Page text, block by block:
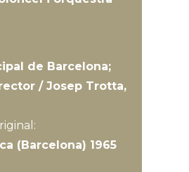
de Barcelona;
/ Josep Trotta,
(Barcelona) 1965